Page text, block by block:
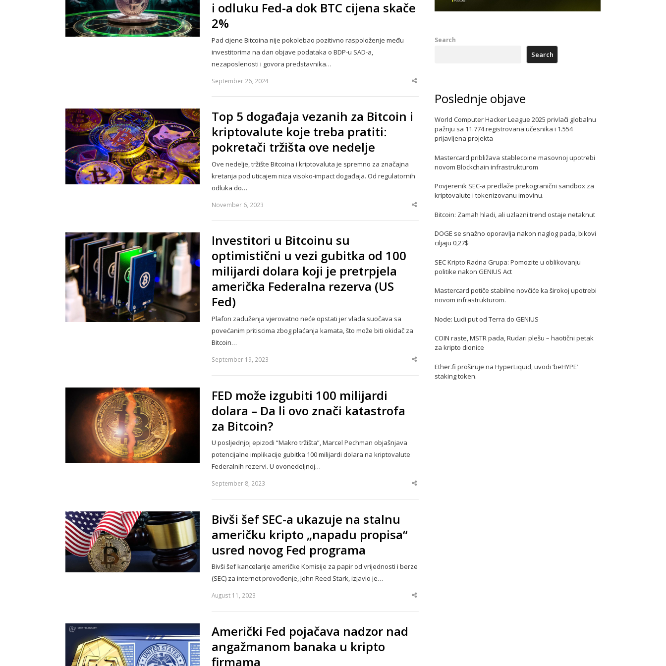
i odluku Fed-a dok BTC cijena skače
2%
Pad cijene Bitcoina nije pokolebao pozitivno raspoloženje među
investitorima na dan objave podataka o BDP-u SAD-a,
nezaposlenosti i govora predstavnika…
September 26, 2024
Share
Top 5 događaja vezanih za Bitcoin i
kriptovalute koje treba pratiti:
pokretači tržišta ove nedelje
Ove nedelje, tržište Bitcoina i kriptovaluta je spremno za značajna
kretanja pod uticajem niza visoko-impact događaja. Od regulatornih
odluka do…
November 6, 2023
Share
Investitori u Bitcoinu su
optimistični u vezi gubitka od 100
milijardi dolara koji je pretrpjela
američka Federalna rezerva (US
Fed)
Plafon zaduženja vjerovatno neće opstati jer vlada suočava sa
povećanim pritiscima zbog plaćanja kamata, što može biti okidač za
Bitcoin…
September 19, 2023
Share
FED može izgubiti 100 milijardi
dolara – Da li ovo znači katastrofa
za Bitcoin?
U posljednjoj epizodi “Makro tržišta”, Marcel Pechman objašnjava
potencijalne implikacije gubitka 100 milijardi dolara na kriptovalute
Federalnih rezervi. U ovonedeljnoj…
September 8, 2023
Share
Bivši šef SEC-a ukazuje na stalnu
američku kripto „napadu propisa“
usred novog Fed programa
Bivši šef kancelarije američke Komisije za papir od vrijednosti i berze
(SEC) za internet provođenje, John Reed Stark, izjavio je…
August 11, 2023
Share
Američki Fed pojačava nadzor nad
angažmanom banaka u kripto
firmama
Search
Search
Poslednje objave
World Computer Hacker League 2025 privlači globalnu
pažnju sa 11.774 registrovana učesnika i 1.554
prijavljena projekta
Mastercard približava stablecoine masovnoj upotrebi
novom Blockchain infrastrukturom
Povjerenik SEC-a predlaže prekogranični sandbox za
kriptovalute i tokenizovanu imovinu.
Bitcoin: Zamah hladi, ali uzlazni trend ostaje netaknut
DOGE se snažno oporavlja nakon naglog pada, bikovi
ciljaju 0,27$
SEC Kripto Radna Grupa: Pomozite u oblikovanju
politike nakon GENIUS Act
Mastercard potiče stabilne novčiće ka širokoj upotrebi
novom infrastrukturom.
Node: Ludi put od Terra do GENIUS
COIN raste, MSTR pada, Rudari plešu – haotični petak
za kripto dionice
Ether.fi proširuje na HyperLiquid, uvodi ‘beHYPE’
staking token.